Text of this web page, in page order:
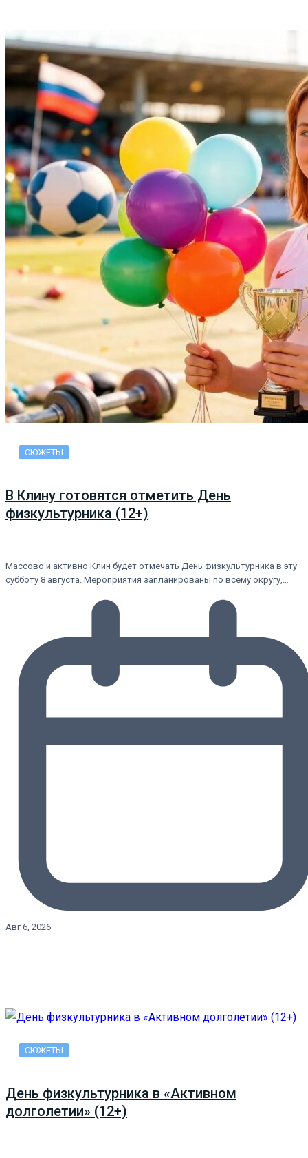
СЮЖЕТЫ
В Клину готовятся отметить День
физкультурника (12+)
Массово и активно Клин будет отмечать День физкультурника в эту
субботу 8 августа. Мероприятия запланированы по всему округу,…
Авг 6, 2026
СЮЖЕТЫ
День физкультурника в «Активном
долголетии» (12+)